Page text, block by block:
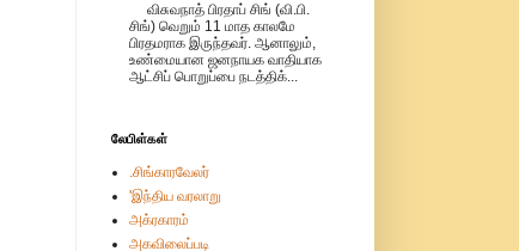
விசுவநாத் பிரதாப் சிங் (வி.பி.
சிங்) வெறும் 11 மாத காலமே
பிரதமராக இருந்தவர். ஆனாலும்,
உண்மையான ஜனநாயக வாதியாக
ஆட்சிப் பொறுப்பை நடத்திக்...
லேபிள்கள்
.சிங்காரவேலர்
'இந்திய வரலாறு
அக்ரகாரம்
அகவிலைப்படி